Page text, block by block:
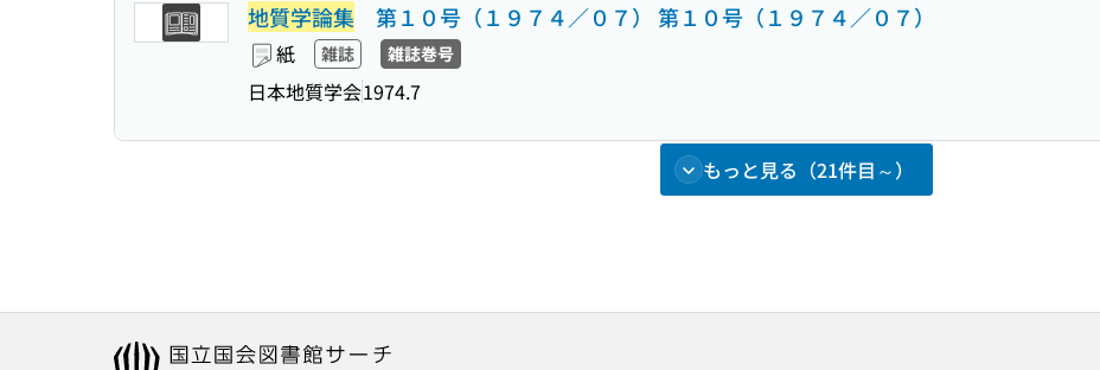
地質学論集 第１０号（１９７４／０７） 第１０号（１９７４／０７）
紙 雑誌 雑誌巻号
日本地質学会1974.7
もっと見る（21件目～）